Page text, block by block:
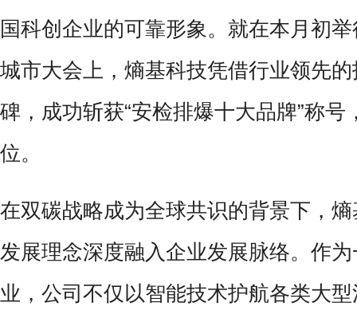
国科创企业的可靠形象。就在本月初
城市大会上，熵基科技凭借行业领先
碑，成功斩获“安检排爆十大品牌”称号
位。
在双碳战略成为全球共识的背景下，
发展理念深度融入企业发展脉络。作
业，公司不仅以智能技术护航各类大